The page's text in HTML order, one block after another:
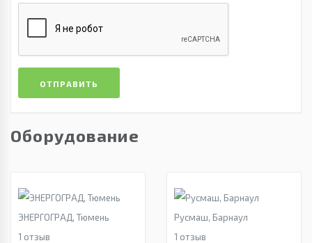
ОТПРАВИТЬ
Оборудование
ЭНЕРГОГРАД, Тюмень
1 отзыв
Русмаш, Барнаул
1 отзыв